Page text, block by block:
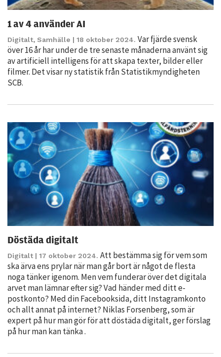
1 av 4 använder AI
Digitalt, Samhälle | 18 oktober 2024. Var fjärde svensk
över 16 år har under de tre senaste månaderna använt sig
av artificiell intelligens för att skapa texter, bilder eller
filmer. Det visar ny statistik från Statistikmyndigheten
SCB.
Döstäda digitalt
Digitalt | 17 oktober 2024. Att bestämma sig för vem som
ska ärva ens prylar när man går bort är något de flesta
noga tänker igenom. Men vem funderar över det digitala
arvet man lämnar efter sig? Vad händer med ditt e-
postkonto? Med din Facebooksida, ditt Instagramkonto
och allt annat på internet? Niklas Forsenberg, som är
expert på hur man gör för att döstäda digitalt, ger förslag
på hur man kan tänka .
behövs för
taget ska
fungera.
förbättra
hemsidans
funktionalitet
och
uppbyggnad,
baserat på
hur hemsidan
används.
För att vår
hemsida ska
prestera så
bra som
möjligt under
ditt besök.
Om du nekar
kakorna